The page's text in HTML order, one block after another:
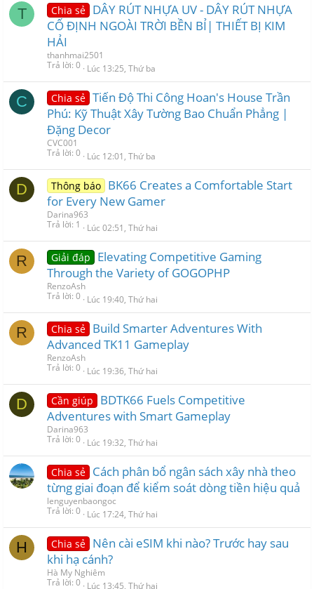
T Chia sẻ DÂY RÚT NHỰA UV - DÂY RÚT NHỰA
CỐ ĐỊNH NGOÀI TRỜI BỀN BỈ| THIẾT BỊ KIM
HẢI
thanhmai2501
Trả lời 0 Lúc 13:25, Thứ ba
C Chia sẻ Tiến Độ Thi Công Hoan's House Trần
Phú: Kỹ Thuật Xây Tường Bao Chuẩn Phẳng |
Đặng Decor
CVC001
Trả lời 0 Lúc 12:01, Thứ ba
D Thông báo BK66 Creates a Comfortable Start
for Every New Gamer
Darina963
Trả lời 1 Lúc 02:51, Thứ hai
R Giải đáp
Elevating Competitive Gaming
Through the Variety of GOGOPHP
RenzoAsh
Trả lời 0 Lúc 19:40, Thứ hai
R Chia sẻ Build Smarter Adventures With
Advanced TK11 Gameplay
RenzoAsh
Trả lời 0 Lúc 19:36, Thứ hai
D Cần giúp
BDTK66 Fuels Competitive
Adventures with Smart Gameplay
Darina963
Trả lời 0 Lúc 19:32, Thứ hai
Chia sẻ Cách phân bổ ngân sách xây nhà theo
từng giai đoạn để kiểm soát dòng tiền hiệu quả
lenguyenbaongoc
Trả lời 0 Lúc 17:24, Thứ hai
H Chia sẻ Nên cài eSIM khi nào? Trước hay sau
khi hạ cánh?
Hà My Nghiêm
Trả lời 0 Lúc 13:45, Thứ hai